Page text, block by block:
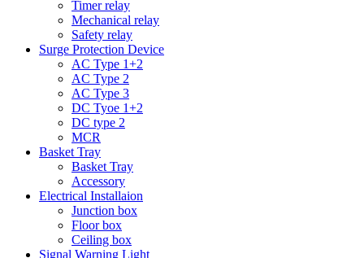
Timer relay
Mechanical relay
Safety relay
Surge Protection Device
AC Type 1+2
AC Type 2
AC Type 3
DC Tyoe 1+2
DC type 2
MCR
Basket Tray
Basket Tray
Accessory
Electrical Installaion
Junction box
Floor box
Ceiling box
Signal Warning Light